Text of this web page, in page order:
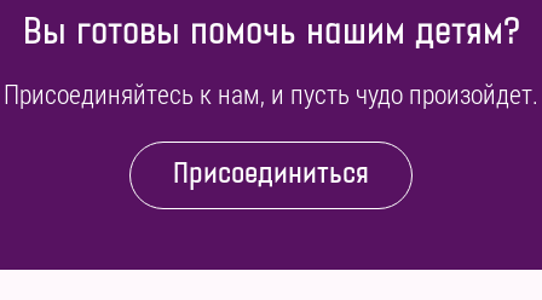
Вы готовы помочь нашим детям?
Присоединяйтесь к нам, и пусть чудо произойдет.
Присоединиться